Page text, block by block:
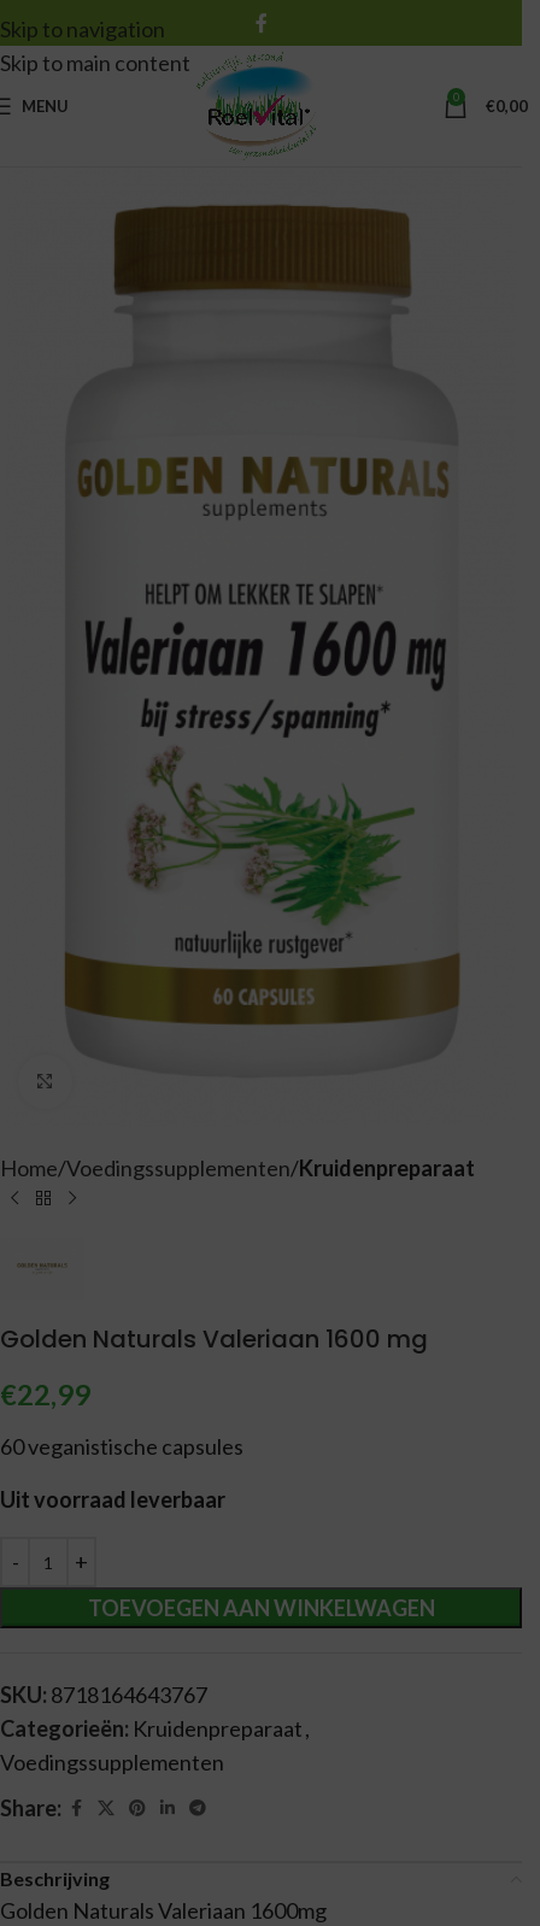
Skip to navigation
Skip to main content
MENU 0 €0,00
Home Voedingssupplementen Kruidenpreparaat
Golden Naturals Valeriaan 1600 mg
€22,99
60 veganistische capsules
Uit voorraad leverbaar
TOEVOEGEN AAN WINKELWAGEN
Alternative:
SKU: 8718164643767
Categorieën: Kruidenpreparaat,
Voedingssupplementen
Share:
Beschrijving
Golden Naturals Valeriaan 1600mg